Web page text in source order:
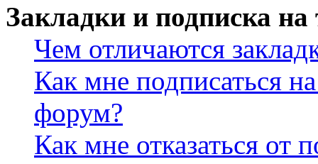
Закладки и подписка
Чем отличаются
Как мне подписаться
форум?
Как мне отказаться от